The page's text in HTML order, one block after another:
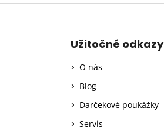
Užitočné odkazy
O nás
Blog
Darčekové poukážky
Servis